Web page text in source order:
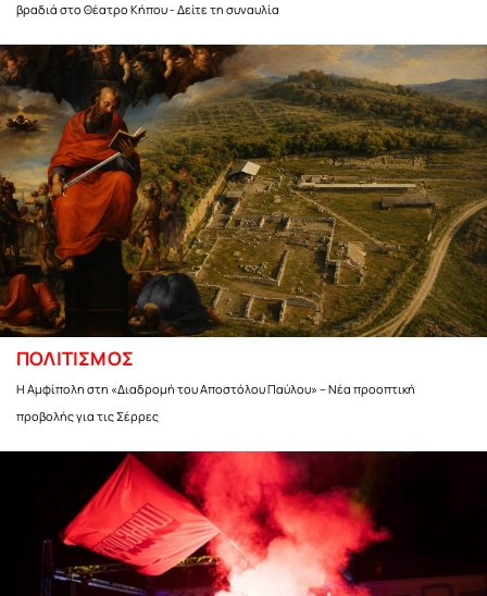
βραδιά στο Θέατρο Κήπου - Δείτε τη συναυλία
ΠΟΛΙΤΙΣΜΟΣ
Η Αμφίπολη στη «Διαδρομή του Αποστόλου Παύλου» – Νέα προοπτική
προβολής για τις Σέρρες